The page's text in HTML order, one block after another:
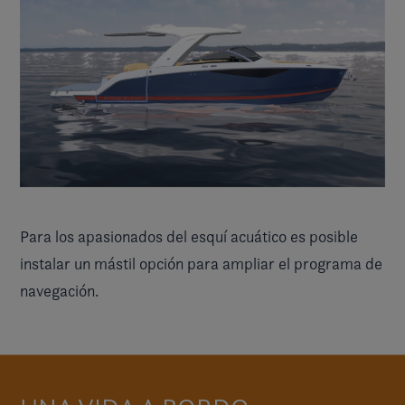
Para los apasionados del esquí acuático es posible
instalar un mástil opción para ampliar el programa de
navegación.